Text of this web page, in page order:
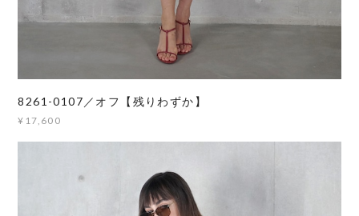
8261-0107／オフ【残りわずか】
¥17,600